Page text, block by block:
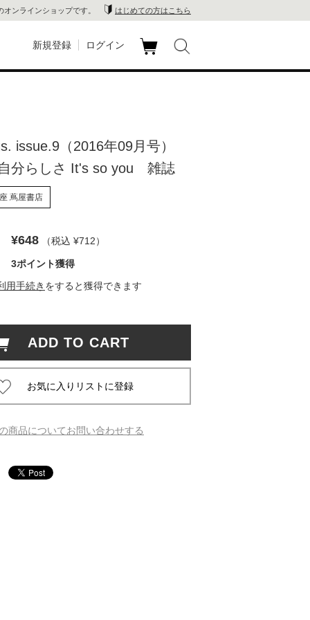
ンラインショップです。 はじめての方はこちら
蔦
屋
店
屋
新規登録 ログイン
issue.9（2016年09月号）
分らしさ It's so you 雑誌
蔦屋書店
¥648 （税込 ¥712）
3ポイント獲得
用手続き をすると獲得できます
ADD TO CART
商品についてお問い合わせする